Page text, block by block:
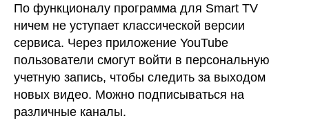
По функционалу программа для Smart TV
ничем не уступает классической версии
сервиса. Через приложение YouTube
пользователи смогут войти в персональную
учетную запись, чтобы следить за выходом
новых видео. Можно подписываться на
различные каналы.